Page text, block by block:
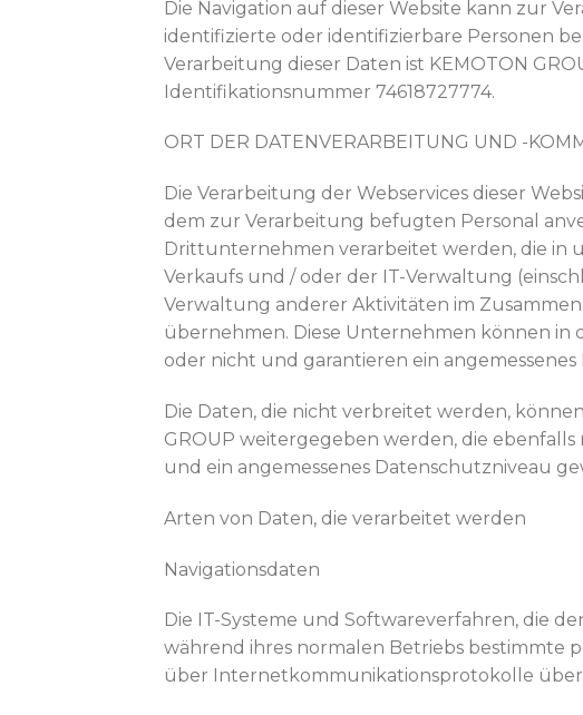
Die Navigation auf dieser Website kann zur
identifizierte oder identifizierbare Personen
Verarbeitung dieser Daten ist KEMOTON
Identifikationsnummer 74618727774.
ORT DER DATENVERARBEITUNG UND -
Die Verarbeitung der Webservices dieser
dem zur Verarbeitung befugten Personal
Drittunternehmen verarbeitet werden, die in
Verkaufs und / oder der IT-Verwaltung
Verwaltung anderer Aktivitäten im
übernehmen. Diese Unternehmen können in
oder nicht und garantieren ein
Die Daten, die nicht verbreitet werden,
GROUP weitergegeben werden, die ebenfalls
und ein angemessenes Datenschutzniveau
Arten von Daten, die verarbeitet werden
Navigationsdaten
Die IT-Systeme und Softwareverfahren, die
während ihres normalen Betriebs bestimmte
über Internetkommunikationsprotokolle